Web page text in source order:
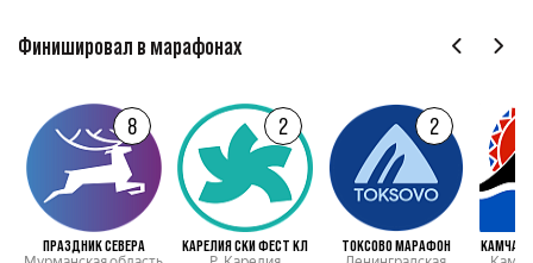
Финишировал в марафонах
8
ПРАЗДНИК СЕВЕРА
2
КАРЕЛИЯ СКИ ФЕСТ КЛ
2
ТОКСОВО МАРАФОН